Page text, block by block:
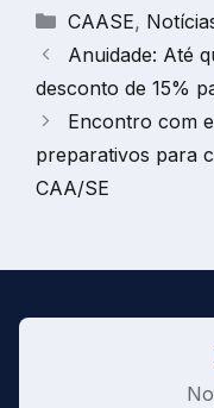
Categorias
CAASE,
Anuidade: Até
desconto de 15%
Encontro com
preparativos para
CAA/SE